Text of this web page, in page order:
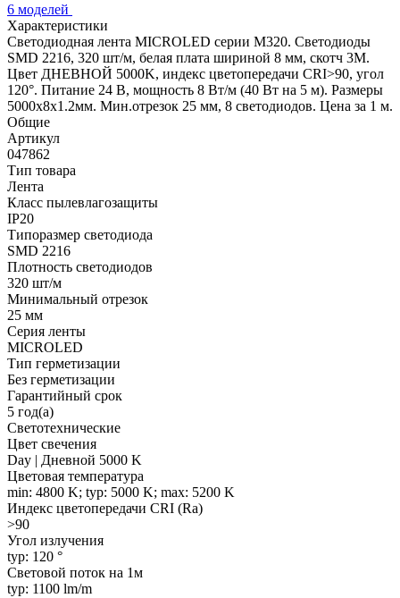
6 моделей
Характеристики
Светодиодная лента MICROLED серии M320. Светодиоды
SMD 2216, 320 шт/м, белая плата шириной 8 мм, скотч 3M.
Цвет ДНЕВНОЙ 5000K, индекс цветопередачи CRI>90, угол
120°. Питание 24 В, мощность 8 Вт/м (40 Вт на 5 м). Размеры
5000x8x1.2мм. Мин.отрезок 25 мм, 8 светодиодов. Цена за 1 м.
Общие
Артикул
047862
Тип товара
Лента
Класс пылевлагозащиты
IP20
Типоразмер светодиода
SMD 2216
Плотность светодиодов
320 шт/м
Минимальный отрезок
25 мм
Серия ленты
MICROLED
Тип герметизации
Без герметизации
Гарантийный срок
5 год(а)
Светотехнические
Цвет свечения
Day | Дневной 5000 K
Цветовая температура
min: 4800 K; typ: 5000 K; max: 5200 K
Индекс цветопередачи CRI (Ra)
>90
Угол излучения
typ: 120 °
Световой поток на 1м
typ: 1100 lm/m